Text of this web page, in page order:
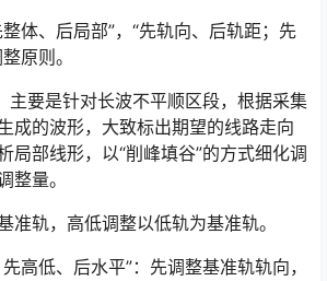
体、后局部”，“先轨向、后轨距；先
原则。
主要是针对长波不平顺区段，根据采集
成的波形，大致标出期望的线路走向
局部线形，以“削峰填谷”的方式细化调
整量。󠅅󠅃󠄵󠅂󠄪󠇖󠆨󠆨󠇕󠆞󠆒󠅬󠇘󠆭󠆘󠇙󠆝󠅵󠇗󠆭󠆁󠄐󠇗󠅹󠅸󠇖󠆍󠅳󠇖󠅹󠅰󠇖󠆌󠅹
准轨，高低调整以低轨为基准轨。
高低、后水平”：先调整基准轨轨向，